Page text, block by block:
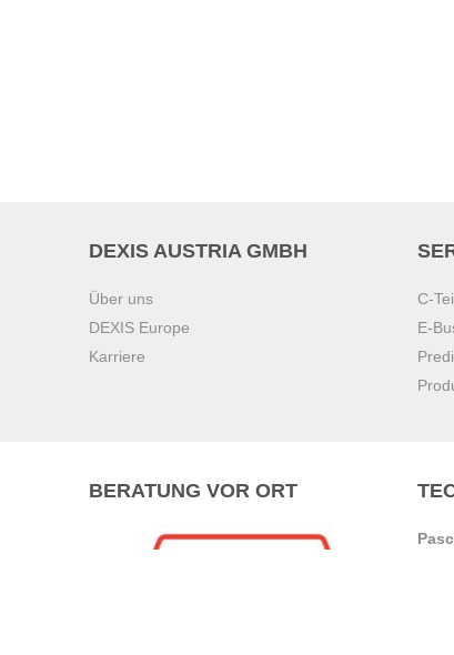
DEXIS AUSTRIA GMBH
Über uns
DEXIS Europe
Karriere
C-
E-
BERATUNG VOR ORT